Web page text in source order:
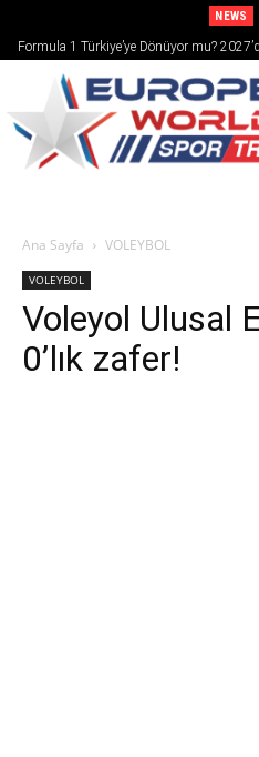
NEWS
Formula 1 Türkiye’ye Dönüyor mu?
Ana Sayfa VOLEYBOL
VOLEYBOL
Voleyol Ulusal
0’lık zafer!